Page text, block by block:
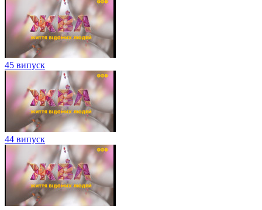
45 випуск
44 випуск